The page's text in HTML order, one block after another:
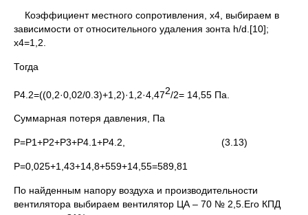
Коэффициент местного сопротивления, x4, выбираем в
зависимости от относительного удаления зонта h/d.[10];
x4=1,2.
Тогда
Р4.2=((0,2·0,02/0.3)+1,2)·1,2·4,472/2= 14,55 Па.
Суммарная потеря давления, Па
Р=Р1+Р2+Р3+Р4.1+Р4.2, (3.13)
Р=0,025+1,43+14,8+559+14,55=589,81
По найденным напору воздуха и производительности
вентилятора выбираем вентилятор ЦА – 70 № 2,5.Его КПД